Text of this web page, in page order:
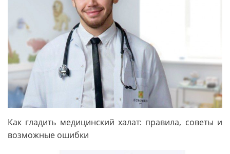
Как гладить медицинский халат: правила, советы и
возможные ошибки